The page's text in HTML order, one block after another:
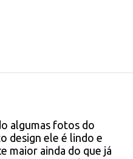
algumas fotos do
design ele é lindo e
maior ainda do que já